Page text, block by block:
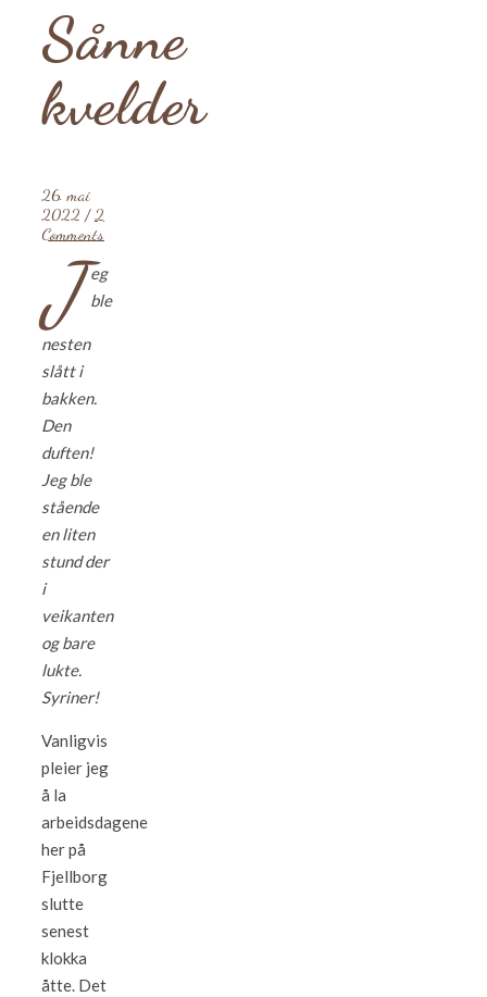
Sånne
kvelder
26. mai
2022 / 2
Comments
J
eg
ble
nesten
slått i
bakken.
Den
duften!
Jeg ble
stående
en liten
stund der
i
veikanten
og bare
lukte.
Syriner!
Vanligvis
pleier jeg
å la
arbeidsdagene
her på
Fjellborg
slutte
senest
klokka
åtte. Det